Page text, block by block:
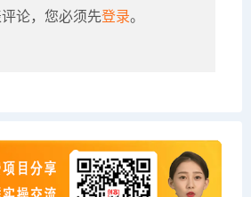
论，您必须先登录。